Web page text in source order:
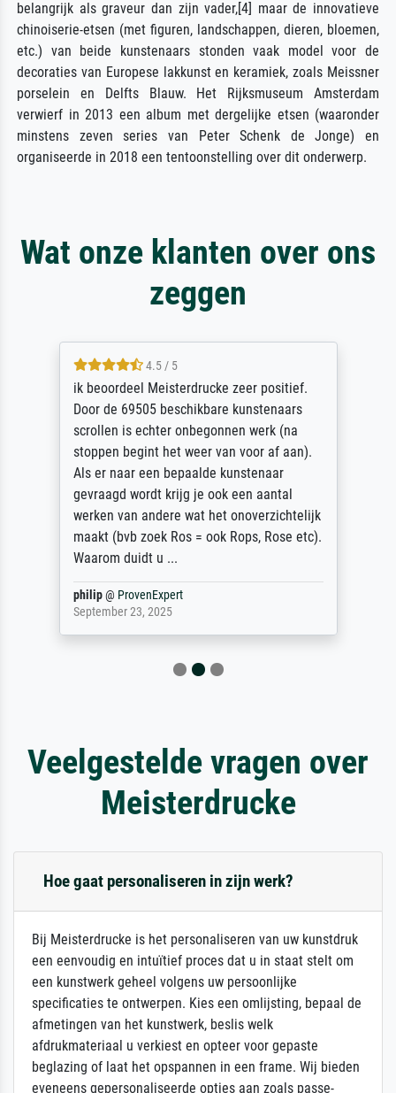
belangrijk als graveur dan zijn vader,[4] maar de innovatieve
chinoiserie-etsen (met figuren, landschappen, dieren, bloemen,
etc.) van beide kunstenaars stonden vaak model voor de
decoraties van Europese lakkunst en keramiek, zoals Meissner
porselein en Delfts Blauw. Het Rijksmuseum Amsterdam
verwierf in 2013 een album met dergelijke etsen (waaronder
minstens zeven series van Peter Schenk de Jonge) en
organiseerde in 2018 een tentoonstelling over dit onderwerp.
Wat onze klanten over ons
zeggen
4.5 / 5
ik beoordeel Meisterdrucke zeer positief.
Door de 69505 beschikbare kunstenaars
scrollen is echter onbegonnen werk (na
stoppen begint het weer van voor af aan).
Als er naar een bepaalde kunstenaar
gevraagd wordt krijg je ook een aantal
werken van andere wat het onoverzichtelijk
maakt (bvb zoek Ros = ook Rops, Rose etc).
Waarom duidt u ...
philip@ ProvenExpert
September 23, 2025
Veelgestelde vragen over
Meisterdrucke
Hoe gaat personaliseren in zijn werk?
Bij Meisterdrucke is het personaliseren van uw kunstdruk
een eenvoudig en intuïtief proces dat u in staat stelt om
een kunstwerk geheel volgens uw persoonlijke
specificaties te ontwerpen. Kies een omlijsting, bepaal de
afmetingen van het kunstwerk, beslis welk
afdrukmateriaal u verkiest en opteer voor gepaste
beglazing of laat het opspannen in een frame. Wij bieden
eveneens gepersonaliseerde opties aan zoals passe-